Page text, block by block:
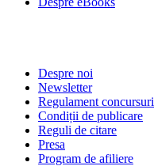
Despre noi
Newsletter
Regulament concursuri
Condiții de publicare
Reguli de citare
Presa
Program de afiliere